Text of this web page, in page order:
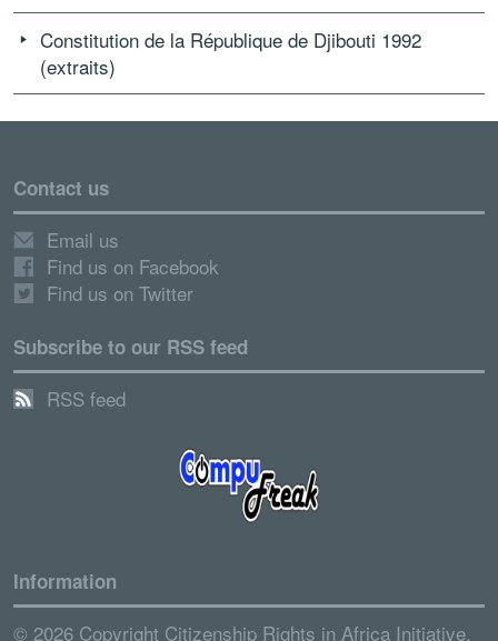
Constitution de la République de Djibouti 1992
(extraits)
Contact us
Email us
Find us on Facebook
Find us on Twitter
Subscribe to our RSS feed
RSS feed
Information
© 2026 Copyright Citizenship Rights in Africa Initiative.